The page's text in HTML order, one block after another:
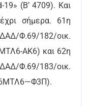
(Β’ 4709). Και
σήμερα. 61η
Φ.69/182/οικ.
ΑΚ6) και 62η
Φ.69/183/οικ.